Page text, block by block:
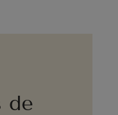
de